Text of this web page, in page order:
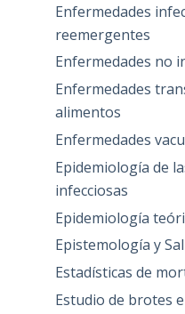
Enfermedades
reemergentes
Enfermedades no
Enfermedades
alimentos
Enfermedades
Epidemiología de
infecciosas
Epidemiología
Epistemología y
Estadísticas de
Estudio de brotes